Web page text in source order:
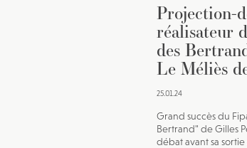
Projection-
réalisateur
des
Le Méliès
25.01.24
Grand succès du
Bertrand" de Gilles
débat avant sa